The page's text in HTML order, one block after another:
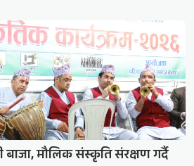
बाजा, मौलिक संस्कृति संरक्षण गर्दै